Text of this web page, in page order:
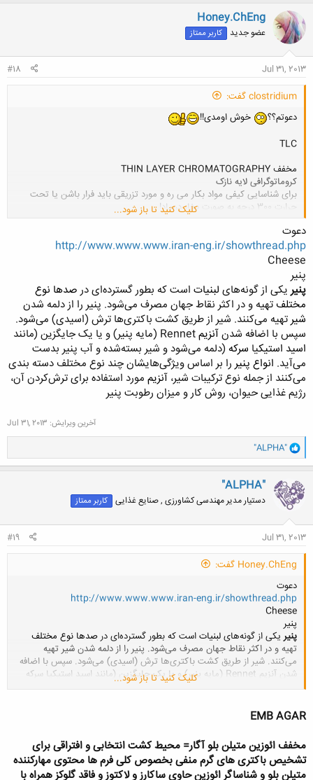
Honey.ChEng
عضو جدید کاربر ممتاز
Jul 31, 2013
#18
clostridium گفت:
دعوتم؟؟
خوش اومدی!!
TLC
مخفف THIN LAYER CHROMATOGRAPHY
کروماتوگرافی لایه نازک
برای شناسایی کیفی مواد بکار می ره و مورد تزریقی باید فرار باشن یا تحت
حرارت 300 درجه به صورت بخار دربیاد!
کلیک کنید تا باز شود...
دعوت
http://www.www.www.iran-eng.ir/showthread.php
Cheese
پنیر
پنیر یکی از گونه‌های لبنیات است که بطور گسترده‌ای در صدها نوع
مختلفتهیه و در اکثر نقاط جهان مصرف می‌شود. پنیر را از دلمه شدن
شیرتهیه می‌کنند. شیر از طریق کشت باکتری‌ها ترش (اسیدی) می‌شود.
سپس با اضافه شدنآنزیم
(مایه پنیر) و یا یک جایگزین (مانند
اسید استیکیا سرکه (دلمه می‌شود و شیر بسته‌شده و آب پنیر بدست
می‌آید. انواع پنیر را بر اساس ویژگی‌هایشان چند نوع مختلف دسته بندی
می‌کنند از جمله نوع ترکیبات شیر، آنزیم مورد استفاده برای ترش‌کردن آن،
رژیم غذایی حیوان، روش کار و میزان رطوبت پنیر
آخرین ویرایش: Jul 31, 2013
و
ا
ک
ن
ش
ه
ا
"ALPHA"
"ALPHA"
دستیار مدیر مهندسی کشاورزی , صنایع غذایی کاربر ممتاز
Jul 31, 2013
#19
Honey.ChEng گفت:
دعوت
http://www.www.www.iran-eng.ir/showthread.php
Cheese
پنیر
پنیریکی از گونه‌هایلبنیاتاست که بطور گسترده‌ای درصدها نوع مختلف
تهیه و در اکثر نقاط جهان مصرف می‌شود. پنیر را از دلمه شدنشیر تهیه
می‌کنند. شیر از طریق کشت باکتری‌ها ترش (اسیدی) می‌شود. سپس با اضافه
شدن آنزیم (مایه پنیر) و یا یک جایگزین (مانند اسید استیک یا سرکه
می‌شود و شیر بسته‌شده و آب پنیر بدست می‌آید
آنزیممورد استفاده برای ترش‌کردن آن، رژیم غذایی حیوان، روش کار و میزان
رطوبت پنیر
کلیک کنید تا باز شود...
EMB AGAR
مخفف ائوزین متیلن بلو آگار= محیط کشت انتخابی و افتراقی برای
تشخیص باکتری های گرم منفی بخصوص کلی فرم ها محتوی مهارکننده
متیلن بلو و شناساگر ائوزین حاوی ساکارز و لاکتوز و فاقد گلوکز همراه با